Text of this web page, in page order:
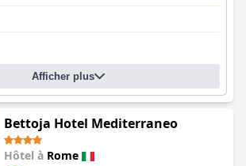
Afficher plus
Bettoja Hotel Mediterraneo
Hôtel à Rome